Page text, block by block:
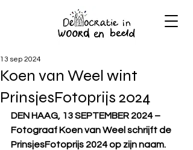
Koen van Weel wint
PrinsjesFotoprijs 2024
13 sep 2024
DEN HAAG, 13 SEPTEMBER 2024 –
Fotograaf Koen van Weel schrijft de
PrinsjesFotoprijs 2024 op zijn naam.